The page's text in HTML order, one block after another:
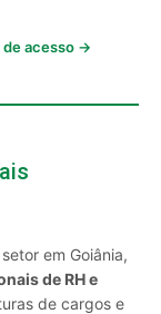
de acesso →
em Goiânia,
de RH e
de cargos e